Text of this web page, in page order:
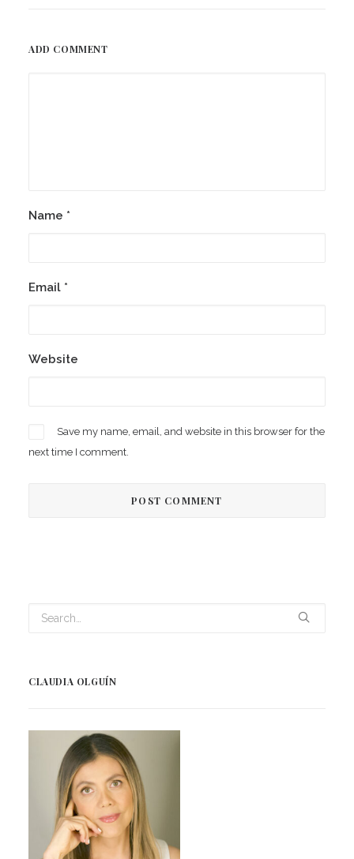
ADD COMMENT
Name *
Email *
Website
Save my name, email, and website in this browser for the
next time I comment.
CLAUDIA OLGUÍN